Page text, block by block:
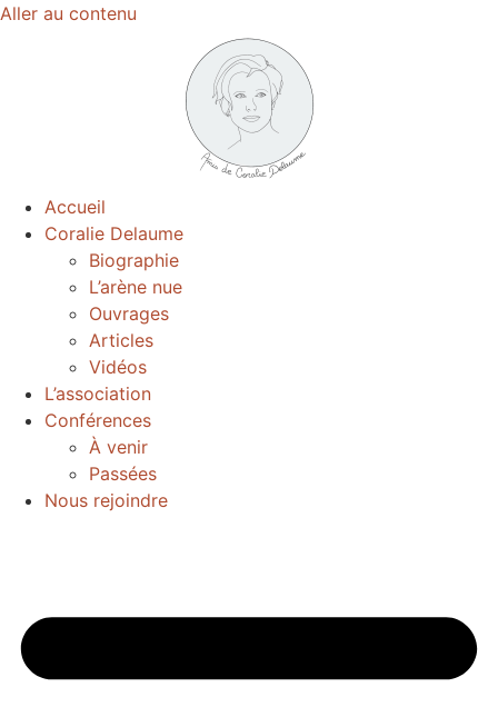
Aller au contenu
Accueil
Coralie Delaume
Biographie
L’arène nue
Ouvrages
Articles
Vidéos
L’association
Conférences
À venir
Passées
Nous rejoindre